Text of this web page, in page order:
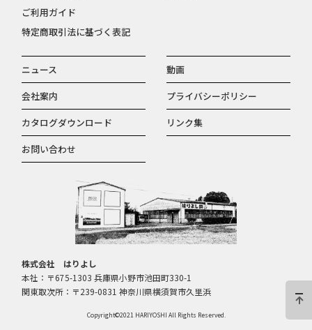
株式会社 はりよし
本社：〒675-1303 兵庫県小野市池田町330-1
関東取次所：〒239-0831 神奈川県横須賀市久里浜
ニュース
動画
会社案内
プライバシーポリシー
カタログダウンロード
リンク集
お問い合わせ
ご利用ガイド
特定商取引法に基づく表記
Copyright©2021 HARIYOSHI All Rights Reserved.